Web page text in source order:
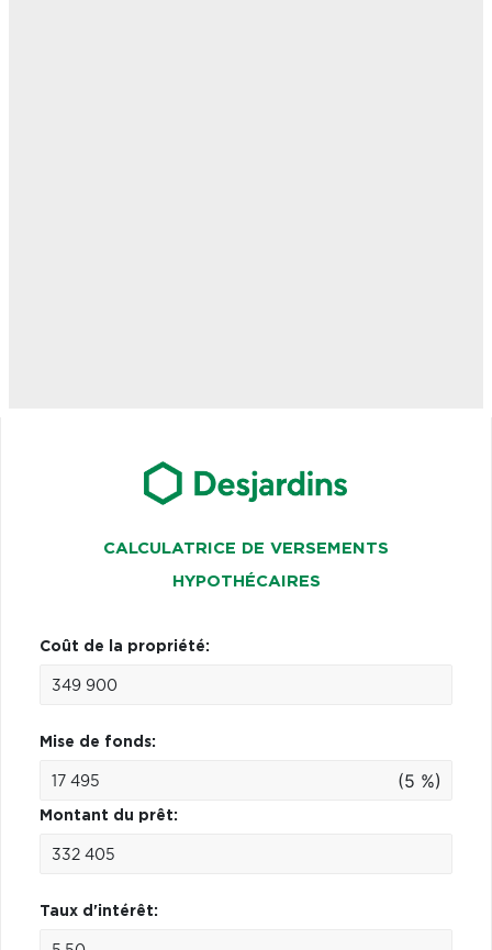
CALCULATRICE DE VERSEMENTS
HYPOTHÉCAIRES
Coût de la propriété:
Mise de fonds:
(5 %)
Montant du prêt:
Taux d'intérêt: